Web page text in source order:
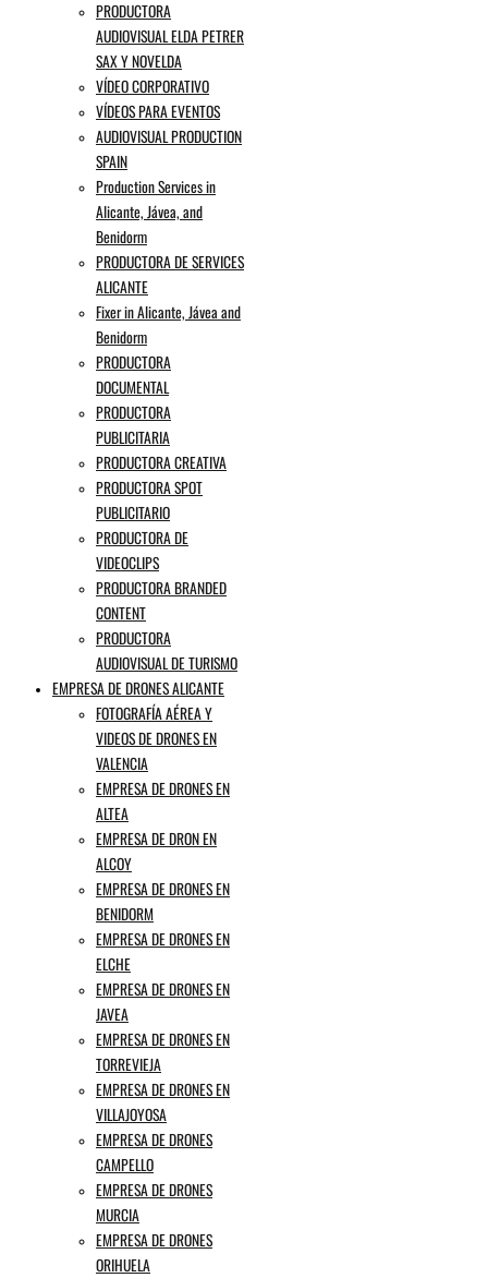
PRODUCTORA
AUDIOVISUAL ELDA PETRER
SAX Y NOVELDA
VÍDEO CORPORATIVO
VÍDEOS PARA EVENTOS
AUDIOVISUAL PRODUCTION
SPAIN
Production Services in
Alicante, Jávea, and
Benidorm
PRODUCTORA DE SERVICES
ALICANTE
Fixer in Alicante, Jávea and
Benidorm
PRODUCTORA
DOCUMENTAL
PRODUCTORA
PUBLICITARIA
PRODUCTORA CREATIVA
PRODUCTORA SPOT
PUBLICITARIO
PRODUCTORA DE
VIDEOCLIPS
PRODUCTORA BRANDED
CONTENT
PRODUCTORA
AUDIOVISUAL DE TURISMO
EMPRESA DE DRONES ALICANTE
FOTOGRAFÍA AÉREA Y
VIDEOS DE DRONES EN
VALENCIA
EMPRESA DE DRONES EN
ALTEA
EMPRESA DE DRON EN
ALCOY
EMPRESA DE DRONES EN
BENIDORM
EMPRESA DE DRONES EN
ELCHE
EMPRESA DE DRONES EN
JAVEA
EMPRESA DE DRONES EN
TORREVIEJA
EMPRESA DE DRONES EN
VILLAJOYOSA
EMPRESA DE DRONES
CAMPELLO
EMPRESA DE DRONES
MURCIA
EMPRESA DE DRONES
ORIHUELA